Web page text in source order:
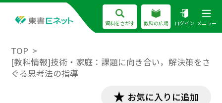
資料をさがす 教科の広場 ログイン メニュー
TOP
[教科情報]技術・家庭：課題に向き合い，解決策をさ
ぐる思考法の指導
お気に入りに追加